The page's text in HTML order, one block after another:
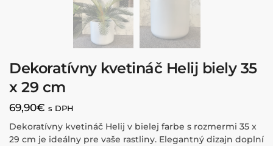
Dekoratívny kvetináč Helij biely 35
x 29 cm
69,90€ s DPH
Dekoratívny kvetináč Helij v bielej farbe s rozmermi 35 x
29 cm je ideálny pre vaše rastliny. Elegantný dizajn doplní